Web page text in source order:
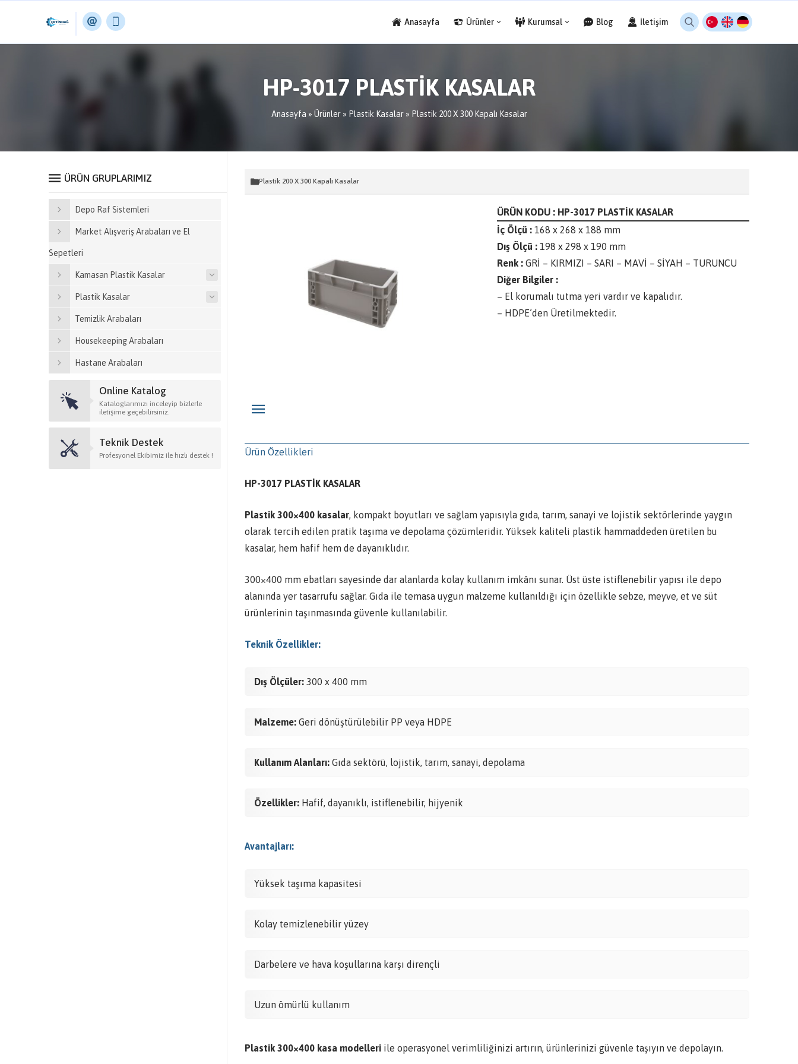
Anasayfa Ürünler Kurumsal Blog İletişim
HP-3017 PLASTİK KASALAR
Anasayfa » Ürünler» Plastik Kasalar» Plastik 200 X 300 Kapalı Kasalar
Plastik 200 X 300 Kapalı Kasalar
ÜRÜN KODU : HP-3017 PLASTİK KASALAR
İç Ölçü : 168 x 268 x 188 mm
Dış Ölçü : 198 x 298 x 190 mm
Renk : GRİ – KIRMIZI – SARI – MAVİ – SİYAH – TURUNCU
Diğer Bilgiler :
– El korumalı tutma yeri vardır ve kapalıdır.
– HDPE’den Üretilmektedir.
Ürün Özellikleri
HP-3017 PLASTİK KASALAR
Plastik 300×400 kasalar, kompakt boyutları ve sağlam yapısıyla gıda, tarım, sanayi ve lojistik sektörlerinde yaygın
olarak tercih edilen pratik taşıma ve depolama çözümleridir. Yüksek kaliteli plastik hammaddeden üretilen bu
kasalar, hem hafif hem de dayanıklıdır.
300×400 mm ebatları sayesinde dar alanlarda kolay kullanım imkânı sunar. Üst üste istiflenebilir yapısı ile depo
alanında yer tasarrufu sağlar. Gıda ile temasa uygun malzeme kullanıldığı için özellikle sebze, meyve, et ve süt
ürünlerinin taşınmasında güvenle kullanılabilir.
Teknik Özellikler:
Dış Ölçüler: 300 x 400 mm
Malzeme: Geri dönüştürülebilir PP veya HDPE
Kullanım Alanları: Gıda sektörü, lojistik, tarım, sanayi, depolama
Özellikler: Hafif, dayanıklı, istiflenebilir, hijyenik
Avantajları:
Yüksek taşıma kapasitesi
Kolay temizlenebilir yüzey
Darbelere ve hava koşullarına karşı dirençli
Uzun ömürlü kullanım
Plastik 300×400 kasa modelleri ile operasyonel verimliliğinizi artırın, ürünlerinizi güvenle taşıyın ve depolayın.
ÜRÜN GRUPLARIMIZ
Depo Raf Sistemleri
Market Alışveriş Arabaları ve El
Sepetleri
Kamasan Plastik Kasalar
Plastik Kasalar
Temizlik Arabaları
Housekeeping Arabaları
Hastane Arabaları
Online Katalog
Kataloglarımızı inceleyip bizlerle
iletişime geçebilirsiniz.
Teknik Destek
Profesyonel Ekibimiz ile hızlı destek !